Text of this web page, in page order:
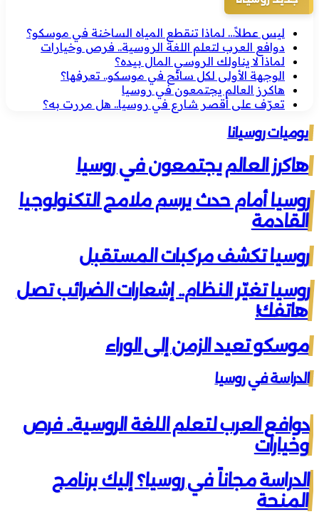
ليس عطلاً… لماذا تنقطع المياه الساخنة في موسكو؟
دوافع العرب لتعلم اللغة الروسية.. فرص وخيارات
لماذا لا يناولك الروسي المال بيده؟
الوجهة الأولى لكل سائح في موسكو.. تعرفها؟
هاكرز العالم يجتمعون في روسيا
تعرّف على أقصر شارع في روسيا.. هل مررت به؟
يوميات روسيانا
هاكرز العالم يجتمعون في روسيا
روسيا أمام حدث يرسم ملامح التكنولوجيا
القادمة
روسيا تكشف مركبات المستقبل
روسيا تغيّر النظام.. إشعارات الضرائب تصل
هاتفك!
موسكو تعيد الزمن إلى الوراء
الدراسة في روسيا
دوافع العرب لتعلم اللغة الروسية.. فرص
وخيارات
الدراسة مجاناً في روسيا؟ إليك برنامج
المنحة